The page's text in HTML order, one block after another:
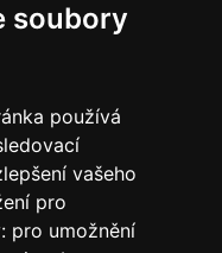
soubory
používá
vašeho
pro
pro umožnění
Zpravodaje
je společnost